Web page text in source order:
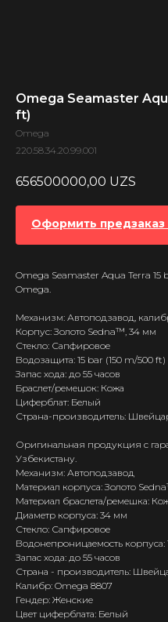
Omega Seamaster
ft)
Omega
220.58.34.20.99.001
656500000,00 UZS
Оформить
Omega Seamaster Aqua Terra
Omega.
Механизм: Автоподзавод,
Корпус: Золото Sedna™, 34 мм
Стекло: Сапфировое
Водозащита: 15 bar (150 m/500 ft)
Запас хода: до 55 часов
Браслет/ремешок: Кожа
Циферблат: Белый
Страна-производитель:
Оригинальная продукция с
Узбекистану.
Механизм: Автоподзавод
Материал корпуса: Золото
Материал браслета/ремешка:
Диаметр корпуса: 34 мм
Стекло: Сапфировое
Водонепроницаемость корпуса:
Запас хода: до 55 часов
Страна - производитель:
Калибр: Omega 8807
Гендер: Женские
Цвет циферблата: Белый